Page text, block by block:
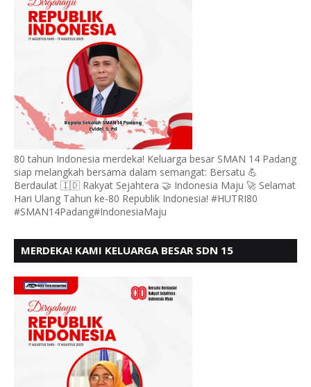
80 tahun Indonesia merdeka! Keluarga besar SMAN 14 Padang
siap melangkah bersama dalam semangat: Bersatu 💪
Berdaulat 🇮🇩 Rakyat Sejahtera 🤝 Indonesia Maju 🚀 Selamat
Hari Ulang Tahun ke-80 Republik Indonesia! #HUTRI80
#SMAN14Padang#IndonesiaMaju
MERDEKA! KAMI KELUARGA BESAR SDN 15